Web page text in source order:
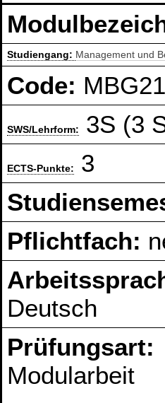
Studiengang: Management und
Code:
SWS/Lehrform: 3S (3
ECTS-Punkte:
3
Pflichtfach:
Deutsch
Prüfungsart:
Modularbeit